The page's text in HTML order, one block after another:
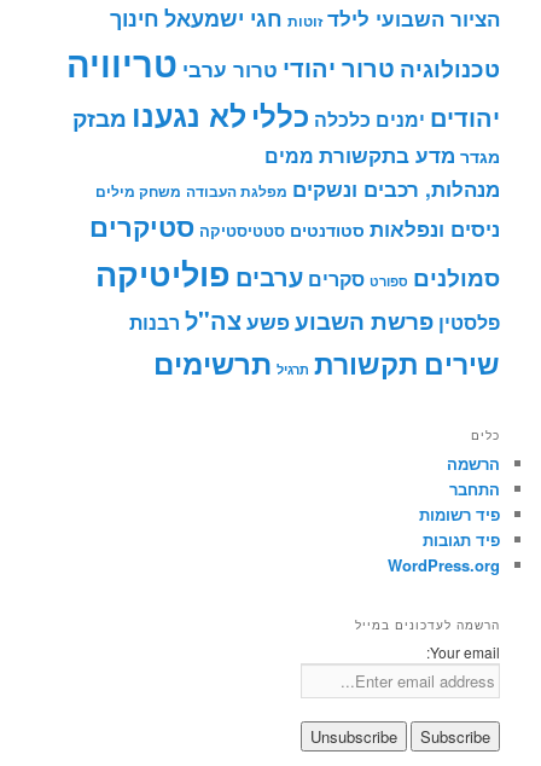
הציור השבועי לילד זוטות חגי ישמעאל חינוך
טכנולוגיה טרור יהודי טרור ערבי טריוויה
יהודים ימנים כלכלה כללי לא נגענו מבזק
מגדר מדע בתקשורת ממים
מנהלות, רכבים ונשקים מפלגת העבודה משחק מילים
ניסים ונפלאות סטודנטים סטטיסטיקה סטיקרים
סמולנים ספורט סקרים ערבים פוליטיקה
פלסטין פרשת השבועפשעצה"ל רבנות
שירים תקשורת תרגיל תרשימים
כלים
הרשמה
התחבר
פיד רשומות
פיד תגובות
WordPress.org
הרשמה לעדכונים במייל
Your email: